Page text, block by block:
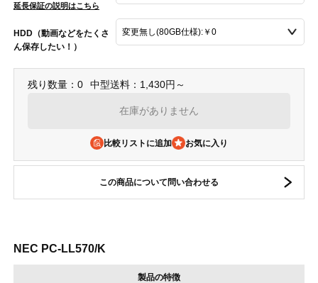
延長保証の説明はこちら
HDD（動画などをたくさ
ん保存したい！）
残り数量：0 中型送料：1,430円～
在庫がありません
比較リストに追加
この商品について問い合わせる
NEC PC-LL570/K
製品の特徴